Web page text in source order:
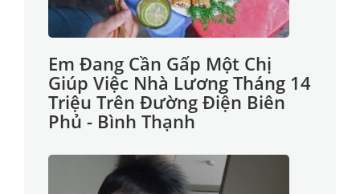
Em Đang Cần Gấp Một Chị
Giúp Việc Nhà Lương Tháng 14
Triệu Trên Đường Điện Biên
Phủ - Bình Thạnh